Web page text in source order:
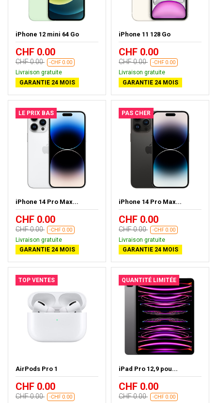
iPhone 12 mini 64 Go
CHF 0.00
CHF 0.00 -CHF 0.00
Livraison gratuite
GARANTIE 24 MOIS
iPhone 11 128 Go
CHF 0.00
CHF 0.00 -CHF 0.00
Livraison gratuite
GARANTIE 24 MOIS
LE PRIX BAS
iPhone 14 Pro Max...
CHF 0.00
CHF 0.00 -CHF 0.00
Livraison gratuite
GARANTIE 24 MOIS
PAS CHER
iPhone 14 Pro Max...
CHF 0.00
CHF 0.00 -CHF 0.00
Livraison gratuite
GARANTIE 24 MOIS
TOP VENTES
AirPods Pro 1
CHF 0.00
CHF 0.00 -CHF 0.00
QUANTITÉ LIMITÉE
iPad Pro 12,9 pou...
CHF 0.00
CHF 0.00 -CHF 0.00